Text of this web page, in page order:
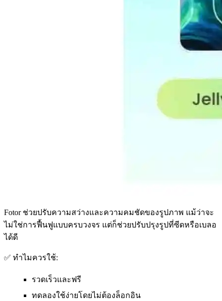
Fotor ช่วยปรับความสว่างและความคมชัดของรูปภาพ แม้ว่าจะ
ไม่ใช่การฟื้นฟูแบบครบวงจร แต่ก็ช่วยปรับปรุงรูปที่ซีดหรือเบลอ
ได้ดี
✅ ทำไมควรใช้:
รวดเร็วและฟรี
ทดลองใช้ง่ายโดยไม่ต้องล็อกอิน